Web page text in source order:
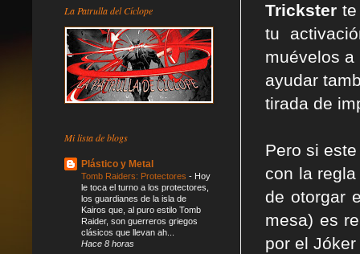
Trickster
tu
muévelos
ayudar
tirada de
Pero si
con la
de otorgar
mesa) es
por el
La Patrulla del Cíclope
Mi lista de blogs
Plástico y Metal
Tomb Raiders: Protectores - Hoy
le toca el turno a los protectores,
los guardianes de la isla de
Kairos que, al puro estilo Tomb
Raider, son guerreros griegos
clásicos que llevan ah...
Hace 8 horas